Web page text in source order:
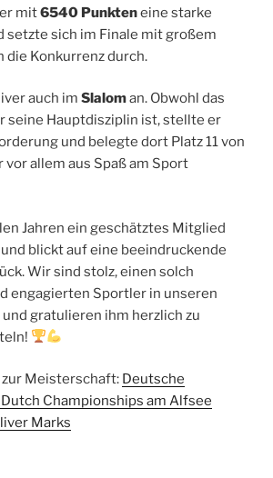
mit6540 Punkteneine starke
setzte sich im Finale mit großem
die Konkurrenz durch.
auch im Slaloman. Obwohl das
seine Hauptdisziplin ist, stellte er
und belegte dort Platz 11 von
vor allem aus Spaß am Sport
Jahren ein geschätztes Mitglied
blickt auf eine beeindruckende
Wir sind stolz, einen solch
engagierten Sportler in unseren
und gratulieren ihm herzlich zu
Meisterschaft: Deutsche
Championships am Alfsee
Marks